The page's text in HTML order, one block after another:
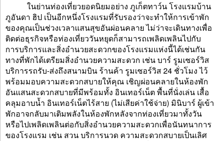
ในย่านท่องเที่ยวยอดนิยมอย่าง ภูเก็ตทาว์น โรงแรมบ้าน
ภูอันดา ฮิป เป็นอีกหนึ่งโรงแรมที่รับรองว่าจะทำให้การเข้าพัก
ของคุณเป็นช่วงเวลาแสนสุขอันผ่อนคลาย ไม่ว่าจะเดินทางเพื่อ
ติดต่อธุรกิจหรือท่องเที่ยววันหยุดก็สามารถเพลิดเพลินไปกับ
การบริการและสิ่งอำนวยสะดวกของโรงแรมแห่งนี้ได้เช่นกัน
ทางที่พักได้เตรียมสิ่งอำนวยความสะดวก เช่น บาร์ รูมเซอร์วิส
บริการรถรับ-ส่งถึงสนามบิน ร้านค้า รูมเซอร์วิส 24 ชั่วโมง ไว้
พร้อมมอบความสะดวกสบายให้คุณ เชิญผ่อนคลายในห้องพัก
อันแสนสะดวกสบายที่มีพร้อมทั้ง อินเทอร์เน็ต พื้นที่นั่งเล่น เสื้อ
คลุมอาบน้ำ อินเทอร์เน็ตไร้สาย (ไม่เสียค่าใช้จ่าย) มินิบาร์ ผู้เข้า
พักอาจกลับมาเติมพลังในห้องพักหลังจากท่องเที่ยวมาทั้งวัน
หรือไปเพลิดเพลินต่อกับสิ่งอำนวยความสะดวกเพื่อนันทนาการ
ของโรงแรม เช่น สวน บริการนวด ความสะดวกสบายเป็นเลิศ